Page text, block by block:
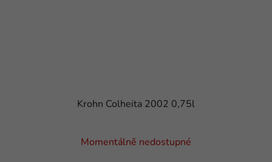
Krohn Colheita 2002 0,75l
Momentálně nedostupné